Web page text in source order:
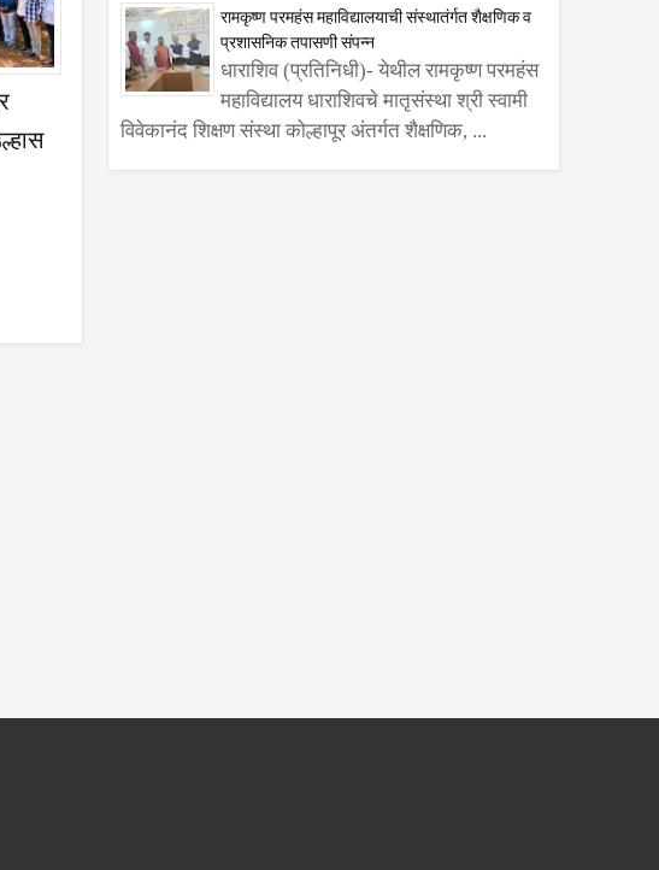
आय. के. एस. कंपनी व
सेवा सहयोग फाउंडेशनच्या
सहकार्याने सावरगाव
08
2026
रामकृष्ण परमहंस महाविद्यालयाची संस्थातंर्गत शैक्षणिक व
प्रशासनिक तपासणी संपन्न
धाराशिव (प्रतिनिधी)- येथील रामकृष्ण परमहंस
महाविद्यालय धाराशिवचे मातृसंस्था श्री स्वामी
विवेकानंद शिक्षण संस्था कोल्हापूर अंतर्गत शैक्षणिक, ...